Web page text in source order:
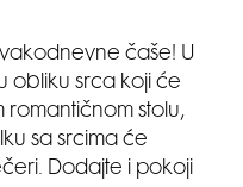
čaše! U
obliku srca koji će
stolu,
sa srcima će
Dodajte i pokoji